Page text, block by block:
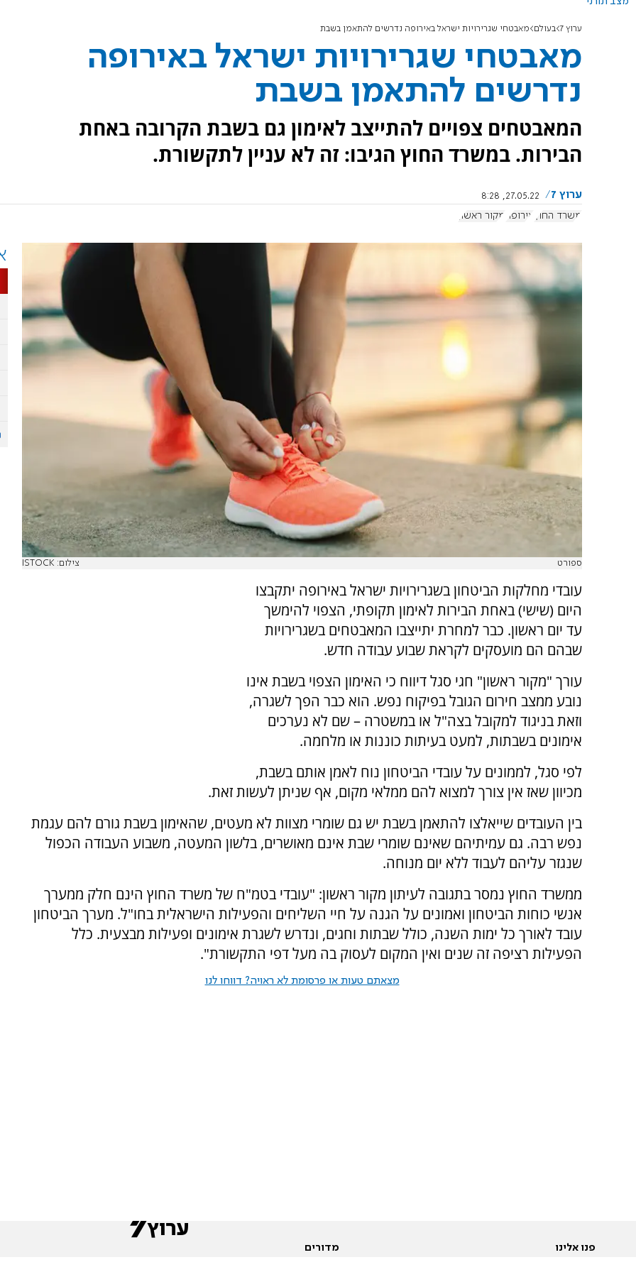
ערוץ 7 בעולם מאבטחי שגרירויות ישראל באירופה נדרשים להתאמן בשבת
מאבטחי שגרירויות ישראל באירופה
נדרשים להתאמן בשבת
המאבטחים צפויים להתייצב לאימון גם בשבת הקרובה באחת
הבירות. במשרד החוץ הגיבו: זה לא עניין לתקשורת.
ערוץ 7
27.05.22, 8:28
משרד החוץ אירופה מקור ראשון
ספורט צילום: ISTOCK
עובדי מחלקות הביטחון בשגרירויות ישראל באירופה יתקבצו
היום (שישי) באחת הבירות לאימון תקופתי, הצפוי להימשך
עד יום ראשון. כבר למחרת יתייצבו המאבטחים בשגרירויות
שבהם הם מועסקים לקראת שבוע עבודה חדש.
עורך "מקור ראשון" חגי סגל דיווח כי האימון הצפוי בשבת אינו
נובע ממצב חירום הגובל בפיקוח נפש. הוא כבר הפך לשגרה,
וזאת בניגוד למקובל בצה"ל או במשטרה – שם לא נערכים
אימונים בשבתות, למעט בעיתות כוננות או מלחמה.
לפי סגל, לממונים על עובדי הביטחון נוח לאמן אותם בשבת,
מכיוון שאז אין צורך למצוא להם ממלאי מקום, אף שניתן לעשות זאת.
בין העובדים שייאלצו להתאמן בשבת יש גם שומרי מצוות לא מעטים, שהאימון בשבת גורם להם עגמת
נפש רבה. גם עמיתיהם שאינם שומרי שבת אינם מאושרים, בלשון המעטה, משבוע העבודה הכפול
שנגזר עליהם לעבוד ללא יום מנוחה.
ממשרד החוץ נמסר בתגובה לעיתון מקור ראשון: "עובדי בטמ"ח של משרד החוץ הינם חלק ממערך
אנשי כוחות הביטחון ואמונים על הגנה על חיי השליחים והפעילות הישראלית בחו"ל. מערך הביטחון
עובד לאורך כל ימות השנה, כולל שבתות וחגים, ונדרש לשגרת אימונים ופעילות מבצעית. כלל
הפעילות רציפה זה שנים ואין המקום לעסוק בה מעל דפי התקשורת".
מצאתם טעות או פרסומת לא ראויה? דווחו לנו
פנו אלינו מדורים